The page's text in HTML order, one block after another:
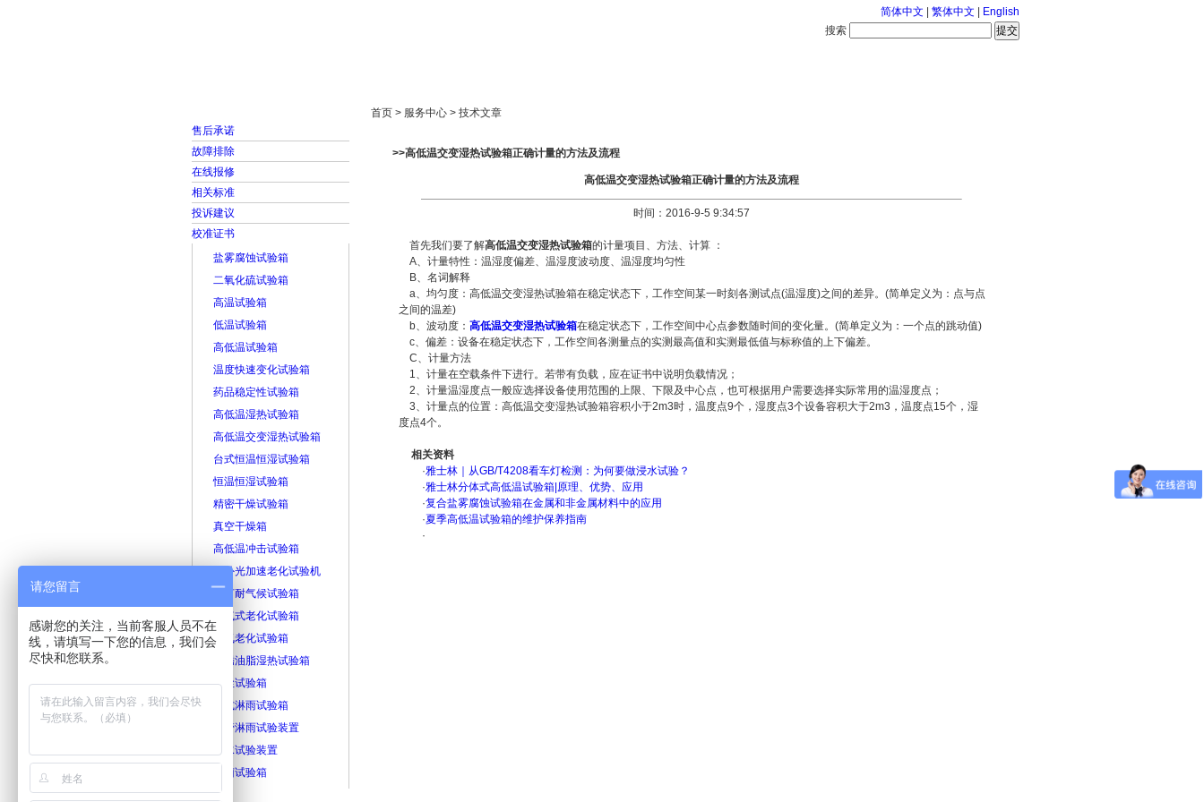
简体中文 繁体中文
English
搜索
售后承诺
故障排除
在线报修
相关标准
投诉建议
校准证书
盐雾腐蚀试验箱
二氧化硫试验箱
高温试验箱
低温试验箱
高低温试验箱
温度快速变化试验箱
药品稳定性试验箱
高低温湿热试验箱
高低温交变湿热试验箱
台式恒温恒湿试验箱
恒温恒湿试验箱
精密干燥试验箱
真空干燥箱
高低温冲击试验箱
紫外光加速老化试验机
氙灯耐气候试验箱
换气式老化试验箱
臭氧老化试验箱
防锈油脂湿热试验箱
砂尘试验箱
箱式淋雨试验箱
摆管淋雨试验装置
滴水试验装置
霉菌试验箱
首页 > 服务中心 > 技术文章
>>高低温交变湿热试验箱正确计量的方法及流程
高低温交变湿热试验箱正确计量的方法及流程
时间：2016-9-5 9:34:57
首先我们要了解高低温交变湿热试验箱的计量项目、方法、计算 ：
A、计量特性：温湿度偏差、温湿度波动度、温湿度均匀性
B、名词解释
a、均匀度：高低温交变湿热试验箱在稳定状态下，工作空间某一时刻各测试点(温湿度)之间的差异。(简单定义为：点与点
之间的温差)
b、波动度： 高低温交变湿热试验箱在稳定状态下，工作空间中心点参数随时间的变化量。(简单定义为：一个点的跳动值)
c、偏差：设备在稳定状态下，工作空间各测量点的实测最高值和实测最低值与标称值的上下偏差。
C、计量方法
1、计量在空载条件下进行。若带有负载，应在证书中说明负载情况；
2、计量温湿度点一般应选择设备使用范围的上限、下限及中心点，也可根据用户需要选择实际常用的温湿度点；
3、计量点的位置：高低温交变湿热试验箱容积小于2m3时，温度点9个，湿度点3个设备容积大于2m3，温度点15个，湿
度点4个。
相关资料
·雅士林｜从GB/T4208看车灯检测：为何要做浸水试验？
·雅士林分体式高低温试验箱|原理、优势、应用
·复合盐雾腐蚀试验箱在金属和非金属材料中的应用
·夏季高低温试验箱的维护保养指南
·
请您留言
感谢您的关注，当前客服人员不在
线，请填写一下您的信息，我们会
尽快和您联系。